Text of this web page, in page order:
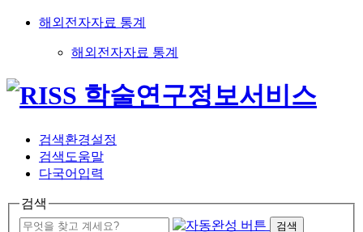
해외전자자료 통계
해외전자자료 통계
검색환경설정
검색도움말
다국어입력
검색
검색